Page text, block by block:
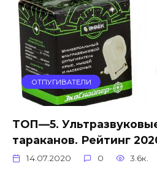
ОТПУГИВАТЕЛИ
ТОП—5.
тараканов. Рейтинг
14.07.2020 0 3.6к.